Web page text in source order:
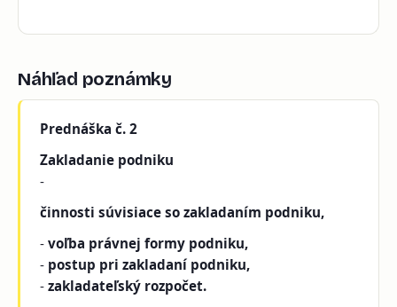
Náhľad poznámky
Prednáška č. 2
Zakladanie podniku
-
činnosti súvisiace so zakladaním podniku,
-voľba právnej formy podniku,
- postup pri zakladaní podniku,
-zakladateľský rozpočet.